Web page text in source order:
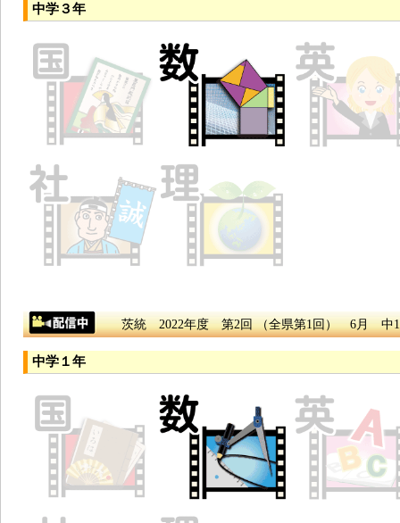
中学３年
茨統 2022年度 第2回 （全県第1回） 6月 中1
中学１年